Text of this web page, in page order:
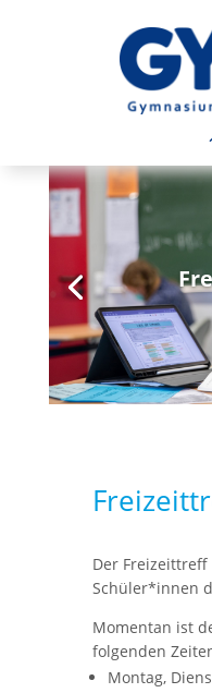
Der
Schüler*innen
Momentan ist
folgenden
Montag,